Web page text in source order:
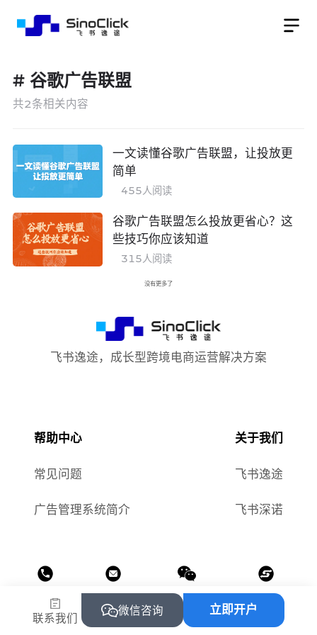
# 谷歌广告联盟
共2条相关内容
一文读懂谷歌广告联盟，让投放更
简单
455人阅读
谷歌广告联盟怎么投放更省心？这
些技巧你应该知道
315人阅读
没有更多了
飞书逸途，成长型跨境电商运营解决方案
帮助中心 关于我们
常见问题 飞书逸途
广告管理系统简介 飞书深诺
邮箱 公众号
小程序
联系我们
微信咨询 立即开户